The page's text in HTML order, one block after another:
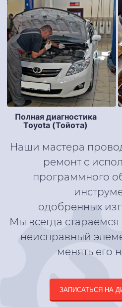
Полная диагностика
Toyota (Тойота)
Наши мастера
ремонт с
программного
одобренных
Мы всегда
неисправный
менять его
ЗАПИСАТЬСЯ НА